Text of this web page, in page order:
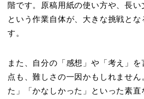
階です。原稿用紙の使い方や、長い
という作業自体が、大きな挑戦とな
す。
また、自分の「感想」や「考え」を
点も、難しさの一因かもしれません
た」「かなしかった」といった素直